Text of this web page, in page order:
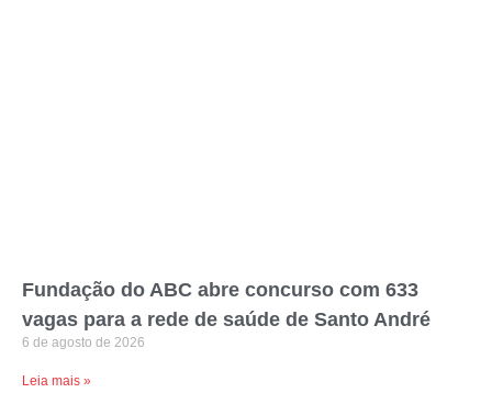
Fundação do ABC abre concurso com 633
vagas para a rede de saúde de Santo André
6 de agosto de 2026
Leia mais »